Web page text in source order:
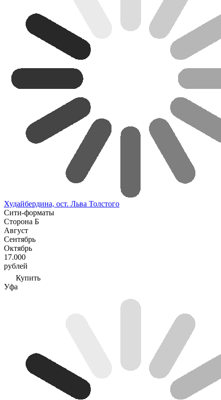
Худайбердина, ост. Льва Толстого
Сити-форматы
Сторона Б
Август
Сентябрь
Октябрь
17.000
рублей
Купить
Уфа